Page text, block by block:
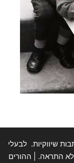
שיווקיות. לבעלי
התראה. | ההורים